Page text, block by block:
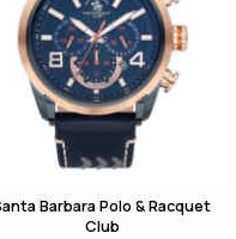
Barbara Polo & Racquet
Club